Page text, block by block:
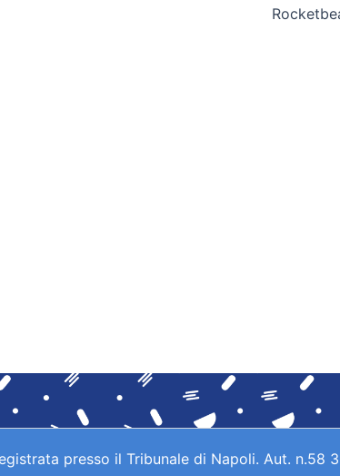
presso il Tribunale di Napoli. Aut. n.58